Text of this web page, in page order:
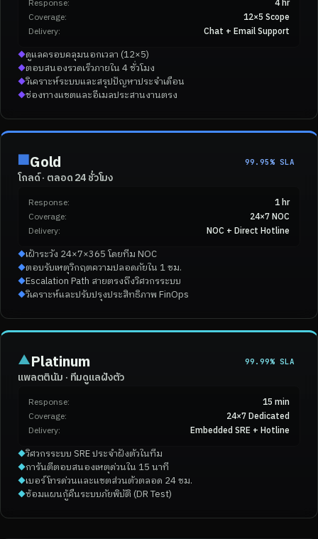
Response:
4 hr
Coverage:
12×5 Scope
Delivery:
Chat + Email Support
◆ดูแลครอบคลุมนอกเวลา (12×5)
◆ตอบสนองรวดเร็วภายใน 4 ชั่วโมง
◆วิเคราะห์ระบบและสรุปปัญหาประจำเดือน
◆ช่องทางแชตและอีเมลประสานงานตรง
■Gold 99.95% SLA
โกลด์ · ตลอด 24 ชั่วโมง
Response:
1 hr
Coverage:
24×7 NOC
Delivery:
NOC + Direct Hotline
◆เฝ้าระวัง 24×7×365 โดยทีม NOC
◆ตอบรับเหตุวิกฤตความปลอดภัยใน 1 ชม.
◆Escalation Path สายตรงถึงวิศวกรระบบ
◆วิเคราะห์และปรับปรุงประสิทธิภาพ FinOps
▲Platinum 99.99% SLA
แพลตตินัม · ทีมดูแลฝังตัว
Response:
15 min
Coverage:
24×7 Dedicated
Delivery:
Embedded SRE + Hotline
◆วิศวกรระบบ SRE ประจำฝังตัวในทีม
◆การันตีตอบสนองเหตุด่วนใน 15 นาที
◆เบอร์โทรด่วนและแชตส่วนตัวตลอด 24 ชม.
◆ซ้อมแผนกู้คืนระบบภัยพิบัติ (DR Test)